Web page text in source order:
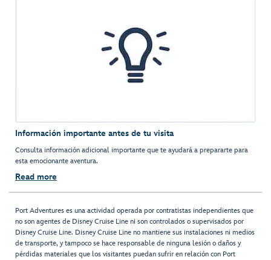
Información importante antes de tu visita
Consulta información adicional importante que te ayudará a prepararte para
esta emocionante aventura.
Read more
Port Adventures es una actividad operada por contratistas independientes que
no son agentes de Disney Cruise Line ni son controlados o supervisados por
Disney Cruise Line. Disney Cruise Line no mantiene sus instalaciones ni medios
de transporte, y tampoco se hace responsable de ninguna lesión o daños y
pérdidas materiales que los visitantes puedan sufrir en relación con Port